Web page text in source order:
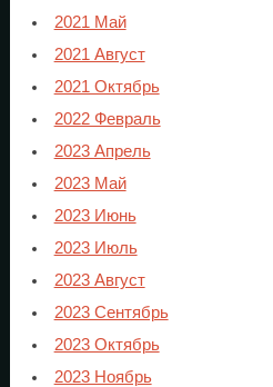
2021 Май
2021 Август
2021 Октябрь
2022 Февраль
2023 Апрель
2023 Май
2023 Июнь
2023 Июль
2023 Август
2023 Сентябрь
2023 Октябрь
2023 Ноябрь